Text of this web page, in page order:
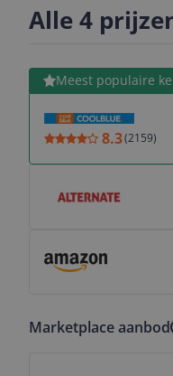
Alle 4
Meest populaire
8.3(2159)
Bekijk product
Marketplace aanbod